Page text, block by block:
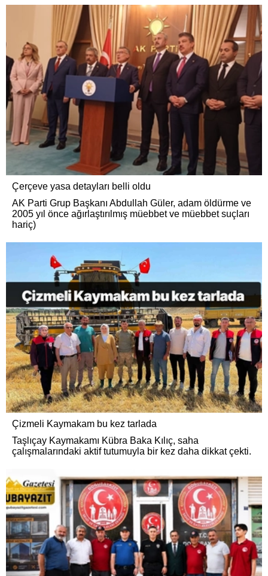
Çerçeve yasa detayları belli oldu
AK Parti Grup Başkanı Abdullah Güler, adam öldürme ve
2005 yıl önce ağırlaştırılmış müebbet ve müebbet suçları
hariç)
Çizmeli Kaymakam bu kez tarlada
Taşlıçay Kaymakamı Kübra Baka Kılıç, saha
çalışmalarındaki aktif tutumuyla bir kez daha dikkat çekti.